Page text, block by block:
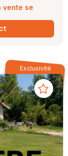
vente se
Exclusivité